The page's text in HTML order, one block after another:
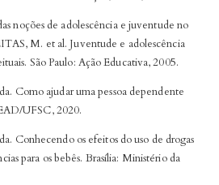
noções de adolescência e juventude no
M. et al. Juventude e adolescência
São Paulo: Ação Educativa, 2005.
Como ajudar uma pessoa dependente
UFSC, 2020.
Conhecendo os efeitos do uso de drogas
para os bebês. Brasília: Ministério da